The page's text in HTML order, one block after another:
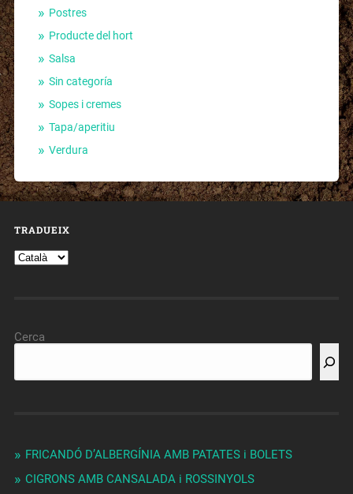
Postres
Producte del hort
Salsa
Sin categoría
Sopes i cremes
Tapa/aperitiu
Verdura
TRADUEIX
Cerca
FRICANDÓ D’ALBERGÍNIA AMB PATATES i BOLETS
CIGRONS AMB CANSALADA i ROSSINYOLS